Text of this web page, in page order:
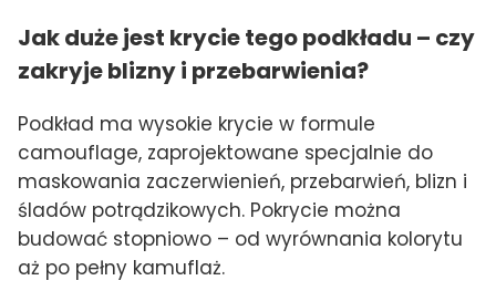
Jak duże jest krycie tego podkładu – czy
zakryje blizny i przebarwienia?
Podkład ma wysokie krycie w formule
camouflage, zaprojektowane specjalnie do
maskowania zaczerwienień, przebarwień, blizn i
śladów potrądzikowych. Pokrycie można
budować stopniowo – od wyrównania kolorytu
aż po pełny kamuflaż.